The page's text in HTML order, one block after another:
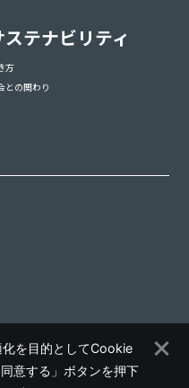
ステナビリティ
方
との関わり
を目的としてCookie
意する」ボタンを押下